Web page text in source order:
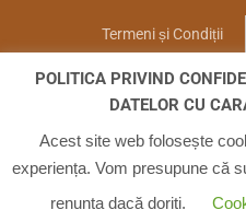
Termeni și Condiții
INFO
POLITICA PRIVIND
DATELOR CU
Acest site web folosește
experiența. Vom presupune că
renunța dacă doriți.